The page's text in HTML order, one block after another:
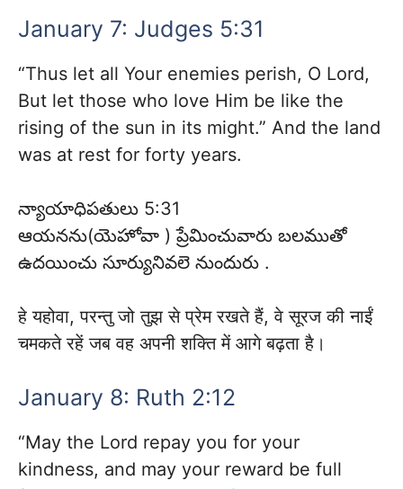
January 7: Judges 5:31
“Thus let all Your enemies perish, O Lord,
But let those who love Him be like the
rising of the sun in its might.” And the land
was at rest for forty years.
న్యాయాధిపతులు 5:31
ఆయనను(యెహోవా ) ప్రేమించువారు బలముతో
ఉదయించు సూర్యునివలె నుందురు .
हे यहोवा, परन्तु जो तुझ से प्रेम रखते हैं, वे सूरज की नाईं
चमकते रहें जब वह अपनी शक्ति में आगे बढ़ता है।
January 8: Ruth 2:12
“May the Lord repay you for your
kindness, and may your reward be full